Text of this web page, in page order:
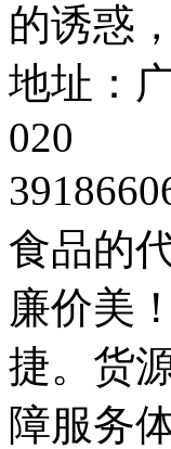
的诱惑
地址：
020
食品的
廉价美
捷。货
障服务